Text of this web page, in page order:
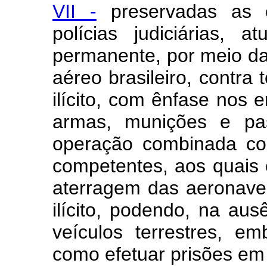
VII - preservadas as
polícias judiciárias,
permanente, por meio
aéreo brasileiro, contra
ilícito, com ênfase nos
armas, munições e
operação combinada
competentes, aos
aterragem das
ilícito, podendo, na
veículos terrestres,
como efetuar prisões